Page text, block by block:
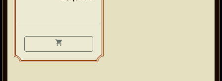
shopping_cart